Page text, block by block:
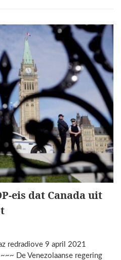
eis dat Canada uit
redradiove 9 april 2021
De Venezolaanse regering